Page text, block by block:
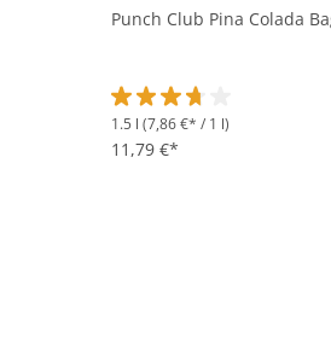
Punch Club Pina Colada
Durchschnittliche
1.5 l (7,86 €* / 1 l)
11,79 €*